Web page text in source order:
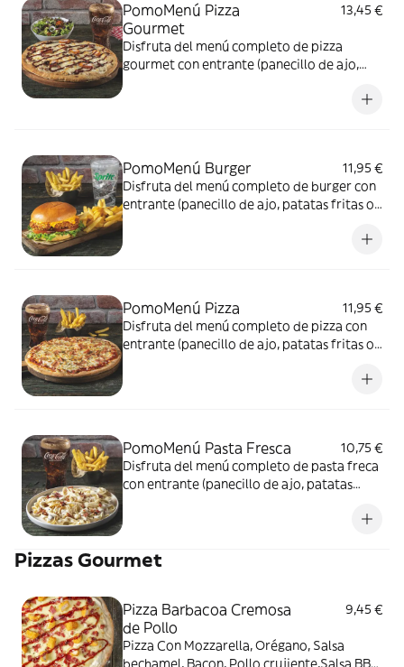
PomoMenú Pizza
Gourmet
13,45 €
Disfruta del menú completo de pizza
gourmet con entrante (panecillo de ajo,
PomoMenú Burger
11,95 €
Disfruta del menú completo de burger con
entrante (panecillo de ajo, patatas fritas o
pollo + bebida; refresco, cerveza o agua.
PomoMenú Pizza
11,95 €
Disfruta del menú completo de pizza con
entrante (panecillo de ajo, patatas fritas o
PomoMenú Pasta Fresca
10,75 €
Disfruta del menú completo de pasta freca
con entrante (panecillo de ajo, patatas
Pizzas Gourmet
Pizza Barbacoa Cremosa
de Pollo
9,45 €
Pizza Con Mozzarella, Orégano, Salsa
bechamel, Bacon, Pollo crujiente,Salsa BBQ